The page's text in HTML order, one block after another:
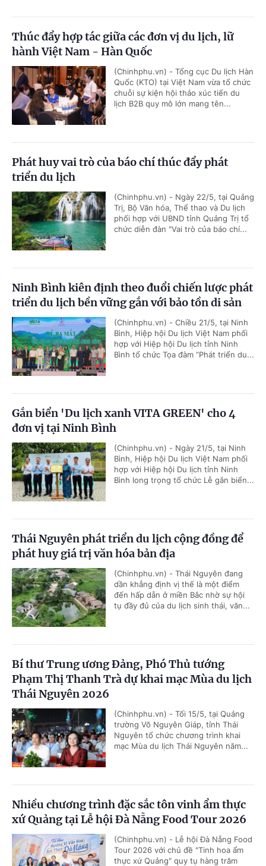
Thúc đẩy hợp tác giữa các đơn vị du lịch, lữ
hành Việt Nam - Hàn Quốc
(Chinhphu.vn) - Tổng cục Du lịch Hàn
Quốc (KTO) tại Việt Nam vừa tổ chức
chuỗi sự kiện hội thảo xúc tiến du
lịch B2B quy mô lớn mang tên...
Phát huy vai trò của báo chí thúc đẩy phát
triển du lịch
(Chinhphu.vn) - Ngày 22/5, tại Quảng
Trị, Bộ Văn hóa, Thể thao và Du lịch
phối hợp với UBND tỉnh Quảng Trị tổ
chức diễn đàn "Vai trò của báo chí...
Ninh Bình kiên định theo đuổi chiến lược phát
triển du lịch bền vững gắn với bảo tồn di sản
(Chinhphu.vn) - Chiều 21/5, tại Ninh
Bình, Hiệp hội Du lịch Việt Nam phối
hợp với Hiệp hội Du lịch tỉnh Ninh
Bình tổ chức Tọa đàm “Phát triển du...
Gắn biển 'Du lịch xanh VITA GREEN' cho 4
đơn vị tại Ninh Bình
(Chinhphu.vn) - Ngày 21/5, tại Ninh
Bình, Hiệp hội Du lịch Việt Nam phối
hợp với Hiệp hội Du lịch tỉnh Ninh
Bình long trọng tổ chức Lễ gắn biển...
Thái Nguyên phát triển du lịch cộng đồng để
phát huy giá trị văn hóa bản địa
(Chinhphu.vn) - Thái Nguyên đang
dần khẳng định vị thế là một điểm
đến hấp dẫn ở miền Bắc nhờ sự hội
tụ đầy đủ của du lịch sinh thái, văn...
Bí thư Trung ương Đảng, Phó Thủ tướng
Phạm Thị Thanh Trà dự khai mạc Mùa du lịch
Thái Nguyên 2026
(Chinhphu.vn) - Tối 15/5, tại Quảng
trường Võ Nguyên Giáp, tỉnh Thái
Nguyên tổ chức chương trình khai
mạc Mùa du lịch Thái Nguyên năm...
Nhiều chương trình đặc sắc tôn vinh ẩm thực
xứ Quảng tại Lễ hội Đà Nẵng Food Tour 2026
(Chinhphu.vn) - Lễ hội Đà Nẵng Food
Tour 2026 với chủ đề "Tinh hoa ẩm
thực xứ Quảng" quy tụ hàng trăm